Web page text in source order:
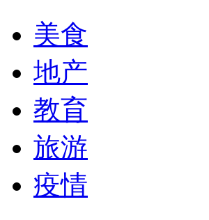
美食
地产
教育
旅游
疫情